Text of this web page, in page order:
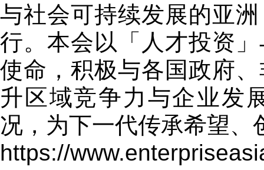
与社会可持续发展的亚
行。本会以「人才投资
使命，积极与各国政府
升区域竞争力与企业发
况，为下一代传承希望
https://